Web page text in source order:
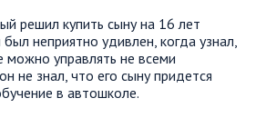
решил купить сыну на 16 лет
неприятно удивлен, когда узнал,
можно управлять не всеми
не знал, что его сыну придется
в автошколе.